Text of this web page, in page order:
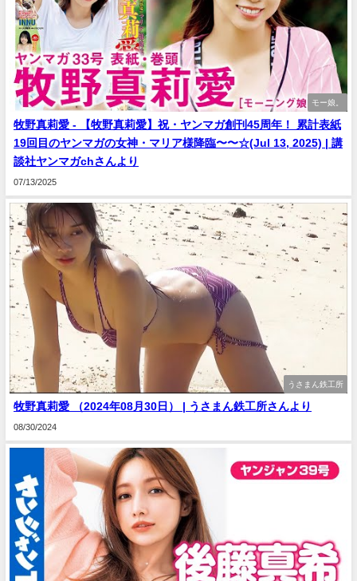
モー娘。
牧野真莉愛 - 【牧野真莉愛】祝・ヤンマガ創刊45周年！ 累計表紙
19回目のヤンマガの女神・マリア様降臨〜〜☆(Jul 13, 2025) | 講
談社ヤンマガchさんより
07/13/2025
うさまん鉄工所
牧野真莉愛 （2024年08月30日） | うさまん鉄工所さんより
08/30/2024